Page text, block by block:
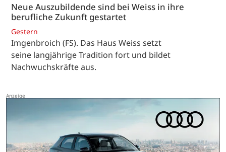
Neue Auszubildende sind bei Weiss in ihre
berufliche Zukunft gestartet
Gestern
Imgenbroich (FS). Das Haus Weiss setzt
seine langjährige Tradition fort und bildet
Nachwuchskräfte aus.